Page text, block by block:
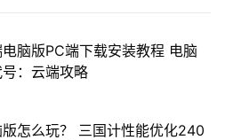
脑版PC端下载安装教程 电脑
：云端攻略
怎么玩？ 三国计性能优化240